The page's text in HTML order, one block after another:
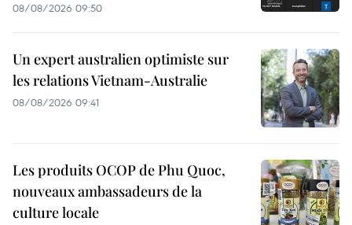
08/08/2026 09:50
Un expert australien optimiste sur
les relations Vietnam-Australie
08/08/2026 09:41
Les produits OCOP de Phu Quoc,
nouveaux ambassadeurs de la
culture locale